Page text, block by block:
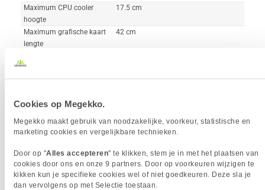
Cookies op Megekko.
Megekko maakt gebruik van noodzakelijke, voorkeur, statistische en
marketing cookies en vergelijkbare technieken.
Door op "Alles accepteren" te klikken, stem je in met het plaatsen van
cookies door ons en onze 9 partners. Door op voorkeuren wijzigen te
kikken kun je specifieke cookies wel of niet goedkeuren. Deze sla je
dan vervolgens op met Selectie toestaan.
Maximum CPU cooler
hoogte
17.5 cm
Maximum grafische kaart
lengte
42 cm
Hoogte
Breedte
230 mm
Vergelijk product Meer productinformatie
Lian Li PC-O11 Dynamic Mini V2 Flow
Black Behuizing
167x